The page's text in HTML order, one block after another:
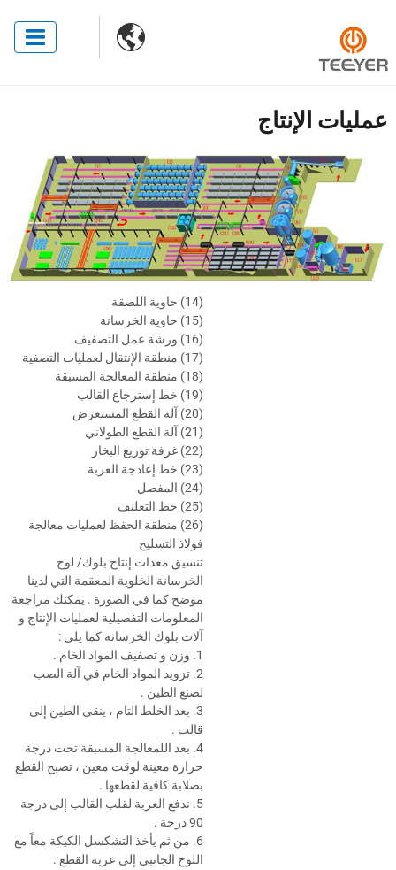

عمليات الإنتاج
(14) حاوية اللصقة
(15) حاوية الخرسانة
(16) ورشة عمل التصفيف
(17) منطقة الإنتقال لعمليات التصفية
(18) منطقة المعالجة المسبقة
(19) خط إسترجاع القالب
(20) آلة القطع المستعرض
(21) آلة القطع الطولاني
(22) غرفة توزيع البخار
(23) خط إعادجة العربة
(24) المفصل
(25) خط التغليف
(26) منطقة الحفظ لعمليات معالجة
فولاذ التسليح
تنسيق معدات إنتاج بلوك/ لوح
الخرسانة الخلوية المعقمة التي لدينا
موضح كما في الصورة . يمكنك مراجعة
المعلومات التفصيلية لعمليات الإنتاج و
آلات بلوك الخرسانة كما يلي :
1. وزن و تصفيف المواد الخام .
2. تزويد المواد الخام في آلة الصب
لصنع الطين .
3. بعد الخلط التام ، ينقى الطين إلى
قالب .
4. بعد اللمعالجة المسبقة تحت درجة
حرارة معينة لوقت معين ، تصبح القطع
بصلابة كافية لقطعها .
5. ندفع العربة لقلب القالب إلى درجة
90 درجة .
6. من ثم يأخذ التشكسل الكيكة معاً مع
اللوح الجانبي إلى عربة القطع .